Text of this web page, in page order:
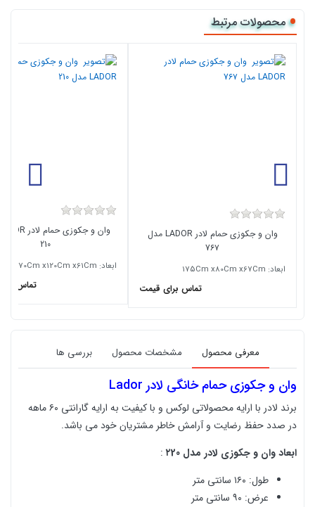
محصولات مرتبط
وان و جکوزی حمام لادر LADOR مدل
7۶۷
ابعاد: 1۷۵Cm x80Cm x6۷Cm
تماس برای قیمت
210
ابعاد: 1۷0Cm x120Cm x61Cm
تماس
معرفی محصول مشخصات محصول بررسی ها
وان و جکوزی حمام خانگی لادر Lador
برند لادر با ارایه محصولاتی لوکس و با کیفیت به ارایه گارانتی ۶۰ ماهه
در صدد حفظ رضایت و آرامش خاطر مشتریان خود می باشد.
ابعاد وان و جکوزی لادر مدل ۲20
:
طول: ۱۶۰ سانتی متر
عرض: ۹۰ سانتی متر